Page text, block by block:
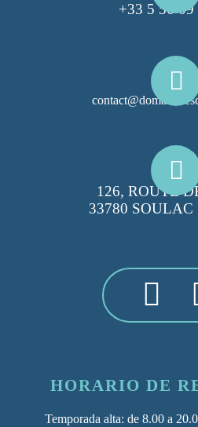
+33 5 56 09
126, ROUTE
33780 SOULAC
HORARIO DE
Temporada alta: de 8.00 a